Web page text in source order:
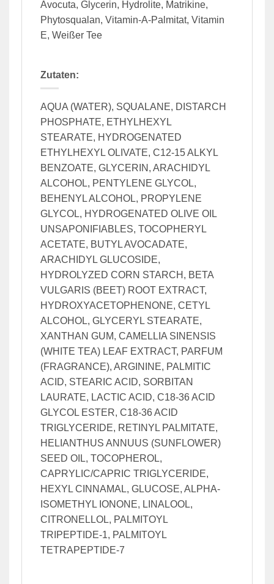
Avocuta, Glycerin, Hydrolite, Matrikine,
Phytosqualan, Vitamin-A-Palmitat, Vitamin
E, Weißer Tee
Zutaten:
AQUA (WATER), SQUALANE, DISTARCH
PHOSPHATE, ETHYLHEXYL
STEARATE, HYDROGENATED
ETHYLHEXYL OLIVATE, C12-15 ALKYL
BENZOATE, GLYCERIN, ARACHIDYL
ALCOHOL, PENTYLENE GLYCOL,
BEHENYL ALCOHOL, PROPYLENE
GLYCOL, HYDROGENATED OLIVE OIL
UNSAPONIFIABLES, TOCOPHERYL
ACETATE, BUTYL AVOCADATE,
ARACHIDYL GLUCOSIDE,
HYDROLYZED CORN STARCH, BETA
VULGARIS (BEET) ROOT EXTRACT,
HYDROXYACETOPHENONE, CETYL
ALCOHOL, GLYCERYL STEARATE,
XANTHAN GUM, CAMELLIA SINENSIS
(WHITE TEA) LEAF EXTRACT, PARFUM
(FRAGRANCE), ARGININE, PALMITIC
ACID, STEARIC ACID, SORBITAN
LAURATE, LACTIC ACID, C18-36 ACID
GLYCOL ESTER, C18-36 ACID
TRIGLYCERIDE, RETINYL PALMITATE,
HELIANTHUS ANNUUS (SUNFLOWER)
SEED OIL, TOCOPHEROL,
CAPRYLIC/CAPRIC TRIGLYCERIDE,
HEXYL CINNAMAL, GLUCOSE, ALPHA-
ISOMETHYL IONONE, LINALOOL,
CITRONELLOL, PALMITOYL
TRIPEPTIDE-1, PALMITOYL
TETRAPEPTIDE-7